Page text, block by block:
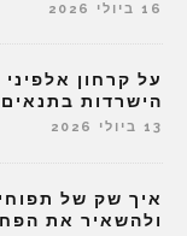
16 ביולי 2026
על קרחון
הישרדות בתנאים
13 ביולי 2026
איך שק של
ולהשאיר את